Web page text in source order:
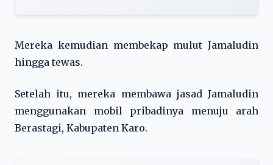
Mereka kemudian membekap mulut Jamaludin
hingga tewas.
Setelah itu, mereka membawa jasad Jamaludin
menggunakan mobil pribadinya menuju arah
Berastagi, Kabupaten Karo.